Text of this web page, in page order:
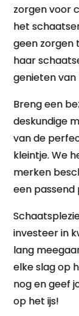
zorgen voor
het
geen zorgen
haar
genieten
Breng een
deskundige
van de
kleintje. We
merken
een passend
investeer in
lang
elke slag op
nog en geef
op het ijs!